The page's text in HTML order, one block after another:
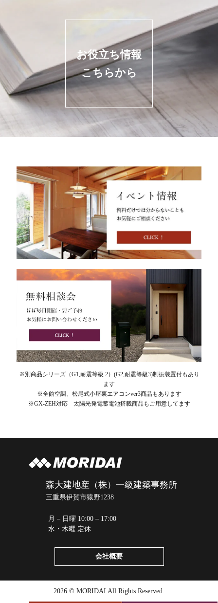
お役立ち情報
こちらから
※別商品シリーズ（G1,耐震等級 2）(G2,耐震等級3)制振装置付もあり
ます
※全館空調、松尾式小屋裏エアコンver3商品もあります
※GX-ZEH対応 太陽光発電蓄電池搭載商品もご用意してます
森大建地産（株）一級建築事務所
三重県伊賀市猿野1238
月 – 日曜 10:00 – 17:00
水・木曜 定休
会社概要
2026 © MORIDAI All Rights Reserved.